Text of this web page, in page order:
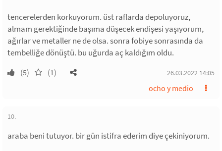
tencerelerden korkuyorum. üst raflarda depoluyoruz,
almam gerektiğinde başıma düşecek endişesi yaşıyorum,
ağırlar ve metaller ne de olsa. sonra fobiye sonrasında da
tembelliğe dönüştü. bu uğurda aç kaldığım oldu.
(5) (1) 26.03.2022 14:05
ocho y medio
10.
araba beni tutuyor. bir gün istifra ederim diye çekiniyorum.